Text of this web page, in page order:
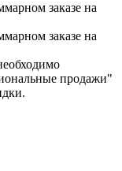
заказе на
заказе на
продажи"